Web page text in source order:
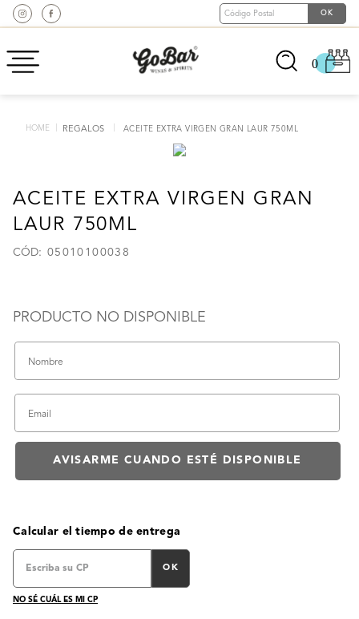
0
REGALOS ACEITE EXTRA VIRGEN GRAN LAUR 750ML
ACEITE EXTRA VIRGEN GRAN
LAUR 750ML
: 05010100038
Calcular el tiempo de entrega
OK
NO SÉ CUÁL ES MI CP